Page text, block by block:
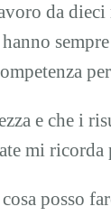
da
e che i
mi
posso